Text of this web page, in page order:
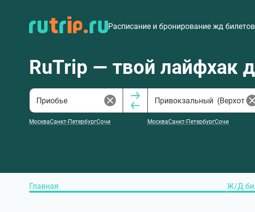
Расписание и бронирование жд билетов
RuTrip — твой лайфхак
МоскваСанкт-ПетербургСочи МоскваСанкт-ПетербургСочи
Главная Ж/Д